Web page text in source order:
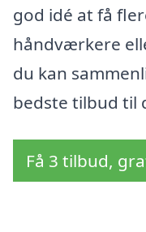
god idé at få
håndværkere
du kan
bedste tilbud til
Få 3 tilbud,